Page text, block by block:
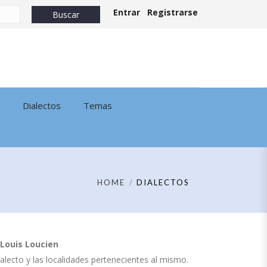
Entrar Registrarse
Dialectos Temas
HOME DIALECTOS
Louis Loucien
y las localidades pertenecientes al mismo.